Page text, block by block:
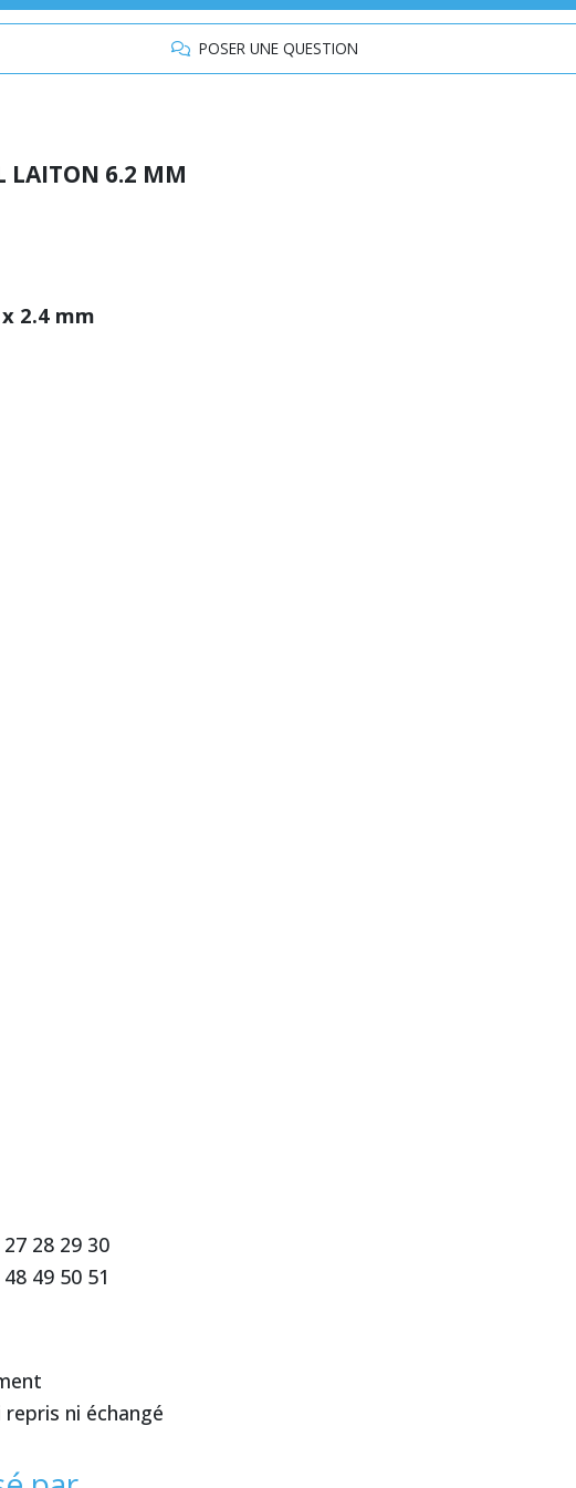
POSER UNE QUESTION
LAITON 6.2 MM
2.4 mm
28 29 30
49 50 51
ni échangé